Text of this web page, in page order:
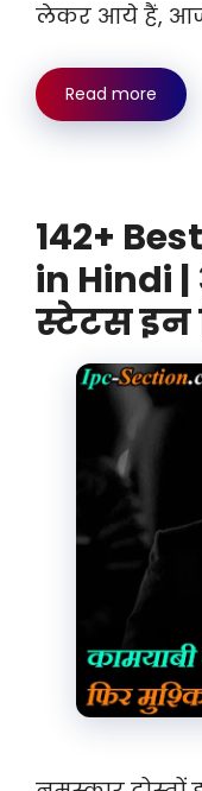
लेकर आये हैं,
Read more
142+
in Hindi
स्टेटस इन